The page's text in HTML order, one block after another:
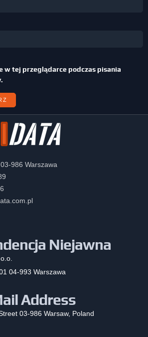
w tej przeglądarce podczas pisania
986 Warszawa
Niejawna
04-993 Warszawa
Address
03-986 Warsaw, Poland